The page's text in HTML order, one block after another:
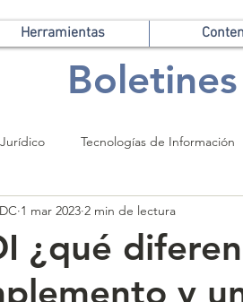
Herramientas
Jurídico Tecnologías de Información
¿qué
y
1 mar 2023 2 min de lectura